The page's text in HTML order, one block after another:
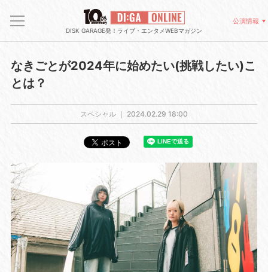
DISK GARAGE発！ライブ・エンタメWEBマガジン
公演情報
なきごとが2024年に始めたい(挑戦したい)こ
とは？
スペシャル ｜ 2024.02.29 18:00